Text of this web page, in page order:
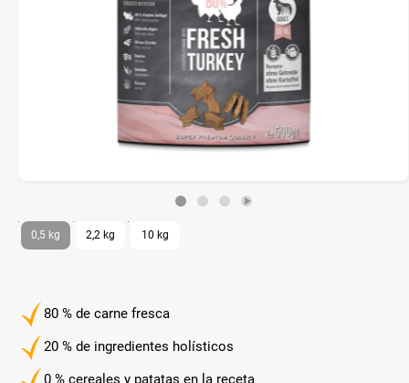
80 % de carne fresca
20 % de ingredientes holísticos
0 % cereales y patatas en la receta
0,5 kg 2,2 kg 10 kg